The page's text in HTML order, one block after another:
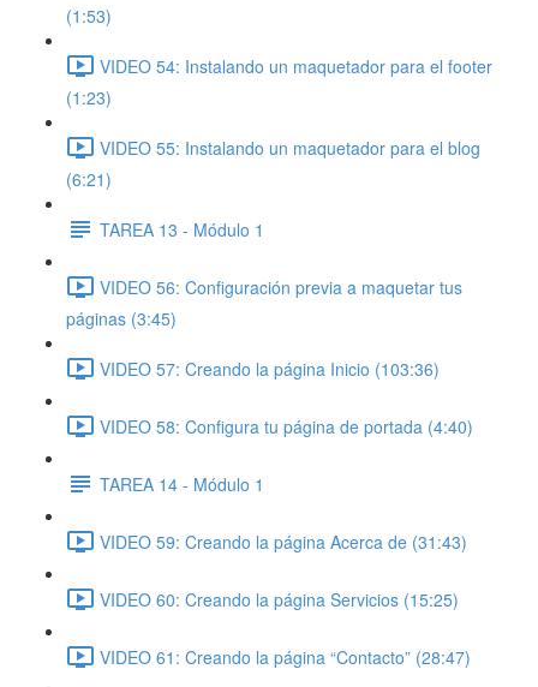
(1:53)
VIDEO 54: Instalando un maquetador para el footer
(1:23)
VIDEO 55: Instalando un maquetador para el blog
(6:21)
TAREA 13 - Módulo 1
VIDEO 56: Configuración previa a maquetar tus
páginas (3:45)
VIDEO 57: Creando la página Inicio (103:36)
VIDEO 58: Configura tu página de portada (4:40)
TAREA 14 - Módulo 1
VIDEO 59: Creando la página Acerca de (31:43)
VIDEO 60: Creando la página Servicios (15:25)
VIDEO 61: Creando la página “Contacto” (28:47)